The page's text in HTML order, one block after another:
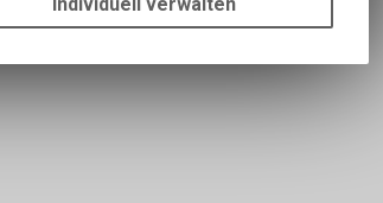
Bitte beachten Sie, dass die